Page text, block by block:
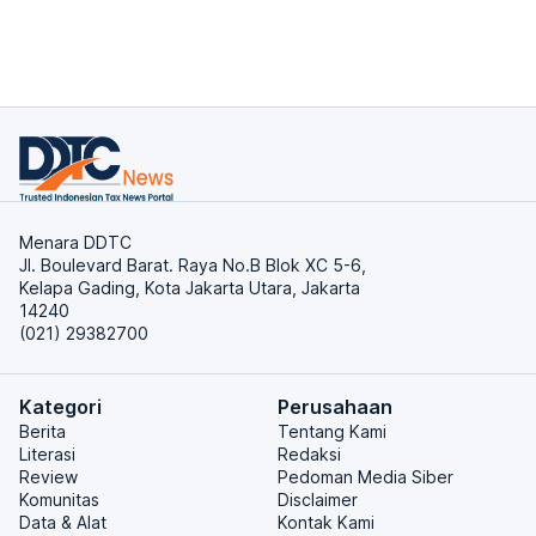
Menara DDTC
Jl. Boulevard Barat. Raya No.B Blok XC 5-6,
Kelapa Gading, Kota Jakarta Utara, Jakarta
14240
(021) 29382700
Kategori
Berita
Literasi
Review
Komunitas
Data & Alat
Perusahaan
Tentang Kami
Redaksi
Pedoman Media Siber
Disclaimer
Kontak Kami